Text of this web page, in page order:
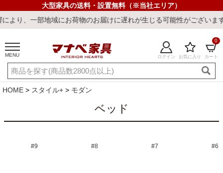
大型家具の送料・設置無料（※当社エリア）
域にお荷物のお届けに遅れが生じる可能性がございます。ご迷惑を
MENU ログイン お気に入り カート
0
ご利用ガイド 新規会員登録
店舗一覧 閲覧履歴
HOME スタイル+ モダン
ベッド
#9 #8 #7 #6